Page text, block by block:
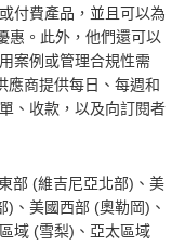
付費產品，並且可以為
惠。此外，他們還可以
案例或管理合規性需
應商提供每日、每週和
、收款，以及向訂閱者
部 (維吉尼亞北部)、美
、美國西部 (奧勒岡)、
域 (雪梨)、亞太區域